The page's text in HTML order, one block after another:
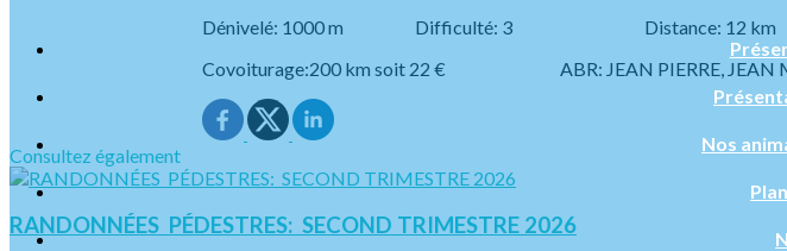
Nos
Dénivelé: 1000 m Difficulté: 3 Distance: 12
Covoiturage:200 km soit 22 € ABR: JEAN PIERRE, JEAN
Consultez également
RANDONNÉES PÉDESTRES: SECOND TRIMESTRE 2026